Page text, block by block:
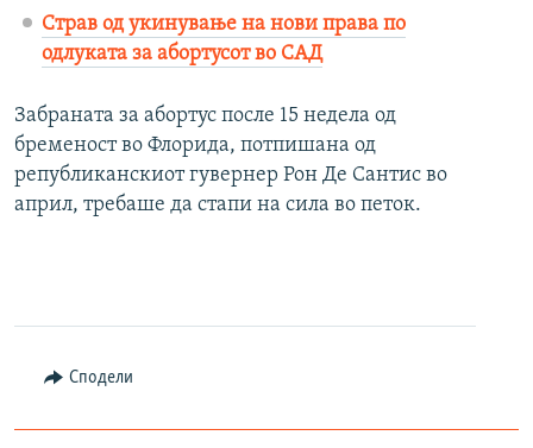
Страв од укинување на нови права по
одлуката за абортусот во САД
Забраната за абортус после 15 недела од
бременост во Флорида, потпишана од
републиканскиот гувернер Рон Де Сантис во
април, требаше да стапи на сила во петок.
Сподели